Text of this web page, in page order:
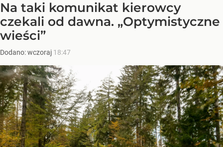
Na taki komunikat kierowcy
czekali od dawna. „Optymistyczne
wieści”
Dodano:wczoraj 18:47